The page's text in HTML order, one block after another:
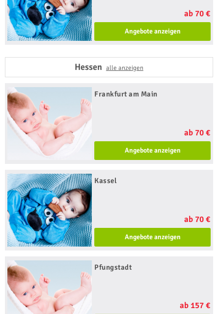
ab 70 €
Angebote anzeigen
Hessen alle anzeigen
Frankfurt am Main
ab 70 €
Angebote anzeigen
Kassel
ab 70 €
Angebote anzeigen
Pfungstadt
ab 157 €